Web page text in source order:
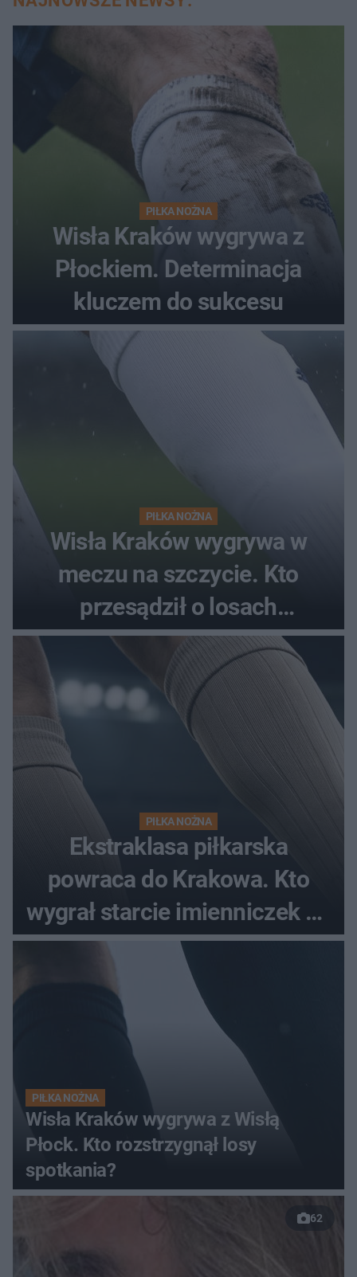
PIŁKA NOŻNA
Wisła Kraków wygrywa z
Płockiem. Determinacja
kluczem do sukcesu
PIŁKA NOŻNA
Wisła Kraków wygrywa w
meczu na szczycie. Kto
przesądził o losach
spotkania?
PIŁKA NOŻNA
Ekstraklasa piłkarska
powraca do Krakowa. Kto
wygrał starcie imienniczek na
pełnym stadionie
PIŁKA NOŻNA
Wisła Kraków wygrywa z Wisłą
Płock. Kto rozstrzygnął losy
spotkania?
62